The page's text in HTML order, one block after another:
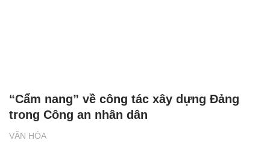
VĂN HÓA
“Cẩm nang” về công tác xây dựng Đảng
trong Công an nhân dân